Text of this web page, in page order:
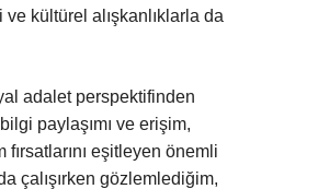
kültürel alışkanlıklarla da
adalet perspektifinden
bilgi paylaşımı ve erişim,
fırsatlarını eşitleyen önemli
çalışırken gözlemlediğim,